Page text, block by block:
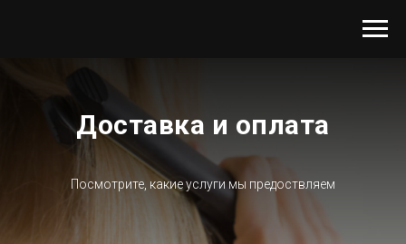
Доставка и оплата
Посмотрите, какие услуги мы предоствляем